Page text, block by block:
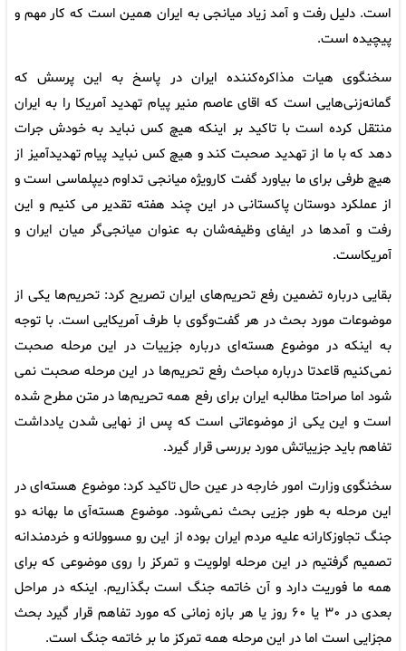
است. دلیل رفت و آمد زیاد میانجی به ایران همین است که کار مهم و
پیچیده است.
سخنگوی هیات مذاکره‌کننده ایران در پاسخ به این پرسش که
گمانه‌زنی‌هایی است که اقای عاصم منیر پیام تهدید آمریکا را به ایران
منتقل کرده است با تاکید بر اینکه هیچ کس نباید به خودش جرات
دهد که با ما از تهدید صحبت کند و هیچ کس نباید پیام تهدیدآمیز از
هیچ طرفی برای ما بیاورد گفت کارویژه میانجی تداوم دیپلماسی است و
از عملکرد دوستان پاکستانی در این چند هفته تقدیر می کنیم و این
رفت و آمدها در ایفای وظیفه‌شان به عنوان میانجی‌گر میان ایران و
آمریکاست.
بقایی درباره تضمین رفع تحریم‌های ایران تصریح کرد: تحریم‌ها یکی از
موضوعات مورد بحث در هر گفت‌وگوی با طرف آمریکایی است. با توجه
به اینکه در موضوع هسته‌ای درباره جزییات در این مرحله صحبت
نمی‌کنیم قاعدتا درباره مباحث رفع تحریم‌ها در این مرحله صحبت نمی
شود اما صراحتا مطالبه ایران برای رفع همه تحریم‌ها در متن مطرح شده
است و این یکی از موضوعاتی است که پس از نهایی شدن یادداشت
تفاهم باید جزییاتش مورد بررسی قرار گیرد.
سخنگوی وزارت امور خارجه در عین حال تاکید کرد: موضوع هسته‌ای در
این مرحله به طور جزیی بحث نمی‌شود. موضوع هسته‌آی ما بهانه دو
جنگ تجاوزکارانه علیه مردم ایران بوده از این رو مسوولانه و خردمندانه
تصمیم گرفتیم در این مرحله اولویت و تمرکز را روی موضوعی که برای
همه ما فوریت دارد و آن خاتمه جنگ است بگذاریم. اینکه در مراحل
بعدی در ۳۰ یا ۶۰ روز یا هر بازه زمانی که مورد تفاهم قرار گیرد بحث
مجزایی است اما در این مرحله همه تمرکز ما بر خاتمه جنگ است.